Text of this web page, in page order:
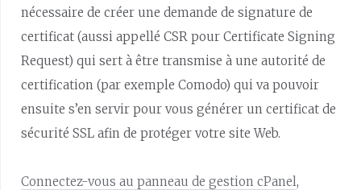
nécessaire de créer une demande de signature de
certificat (aussi appellé CSR pour Certificate Signing
Request) qui sert à être transmise à une autorité de
certification (par exemple Comodo) qui va pouvoir
ensuite s’en servir pour vous générer un certificat de
sécurité SSL afin de protéger votre site Web.
Connectez-vous au panneau de gestion cPanel,